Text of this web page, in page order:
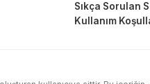
Sıkça Sorulan
Kullanım